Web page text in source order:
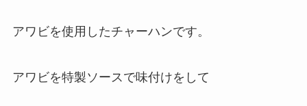
アワビを使用したチャーハンです。
アワビを特製ソースで味付けをして